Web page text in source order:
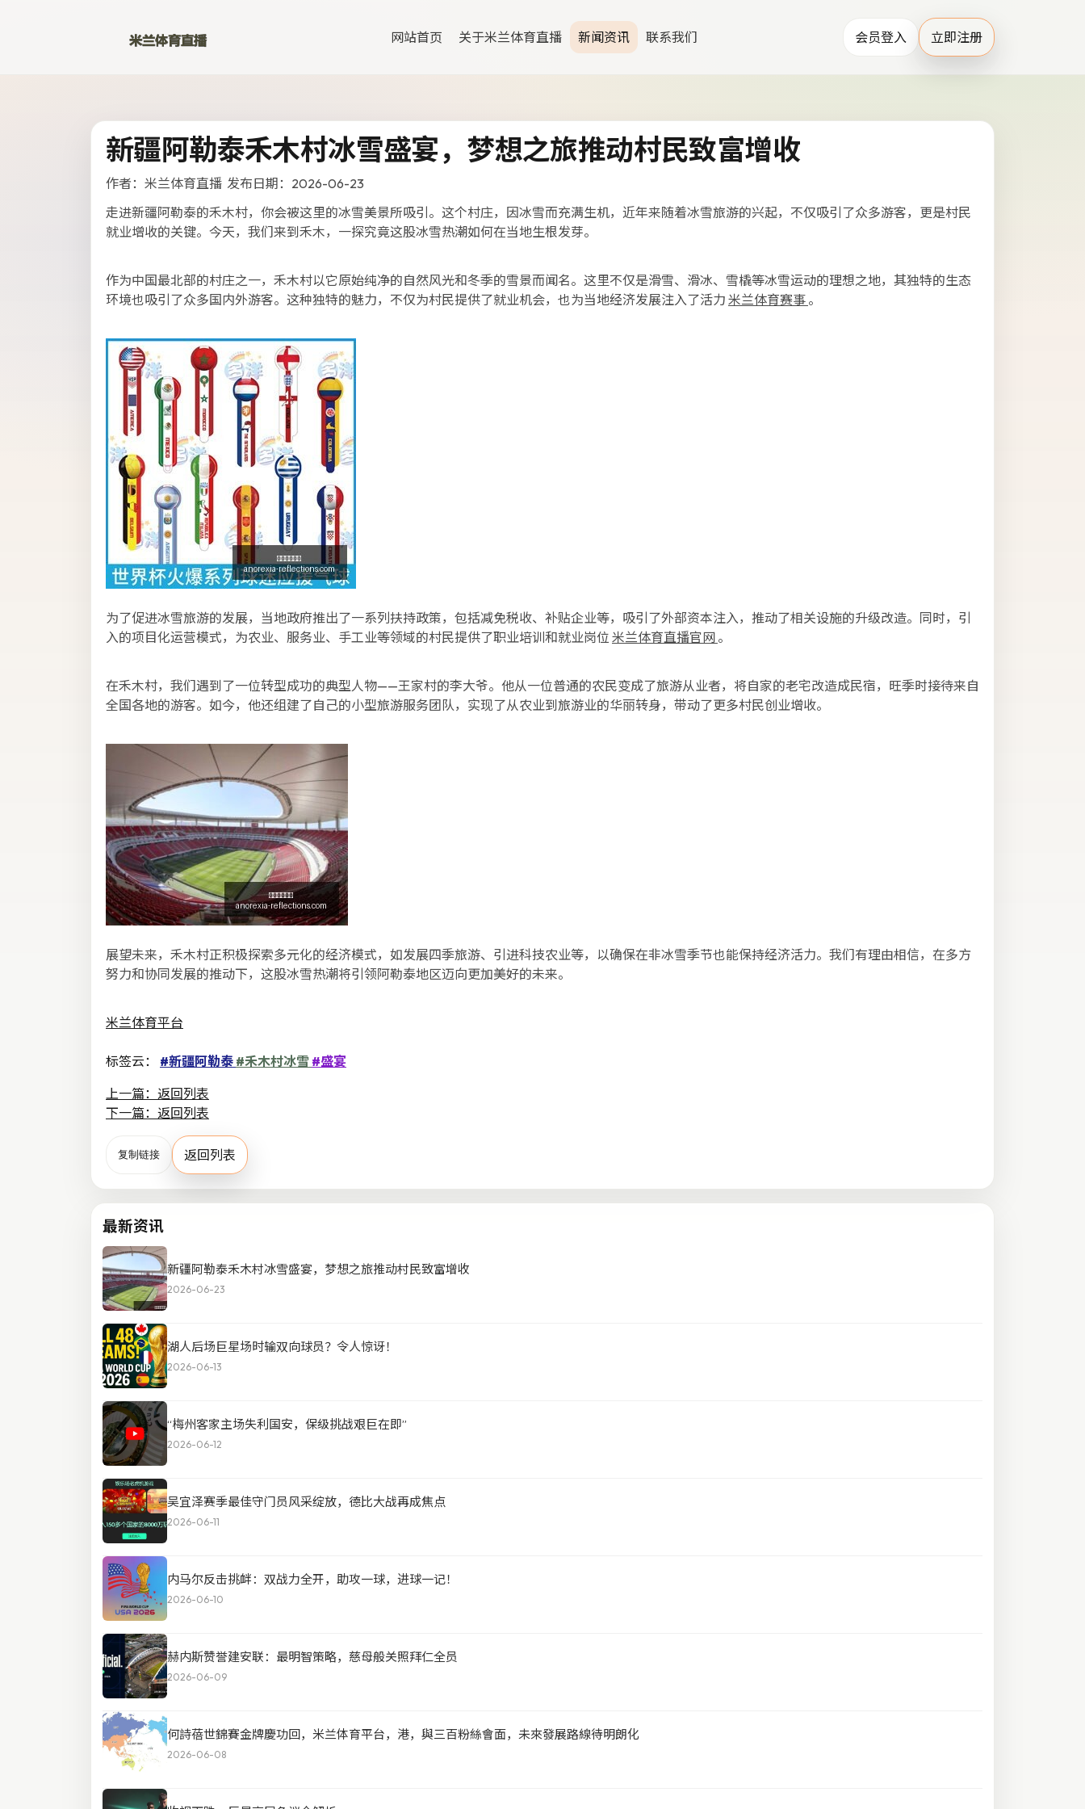
网站首页 关于米兰体育直播 新闻资讯 联系我们 会员登入 立即注册
新疆阿勒泰禾木村冰雪盛宴，梦想之旅推动村民致富增收
作者：米兰体育直播 发布日期：2026-06-23
走进新疆阿勒泰的禾木村，你会被这里的冰雪美景所吸引。这个村庄，因冰雪而充满生机，近年来随着冰雪旅游的兴起，不仅吸引了众多游客，更是村民
就业增收的关键。今天，我们来到禾木，一探究竟这股冰雪热潮如何在当地生根发芽。
作为中国最北部的村庄之一，禾木村以它原始纯净的自然风光和冬季的雪景而闻名。这里不仅是滑雪、滑冰、雪橇等冰雪运动的理想之地，其独特的生态
环境也吸引了众多国内外游客。这种独特的魅力，不仅为村民提供了就业机会，也为当地经济发展注入了活力 米兰体育赛事 。
为了促进冰雪旅游的发展，当地政府推出了一系列扶持政策，包括减免税收、补贴企业等，吸引了外部资本注入，推动了相关设施的升级改造。同时，引
入的项目化运营模式，为农业、服务业、手工业等领域的村民提供了职业培训和就业岗位 米兰体育直播官网 。
在禾木村，我们遇到了一位转型成功的典型人物——王家村的李大爷。他从一位普通的农民变成了旅游从业者，将自家的老宅改造成民宿，旺季时接待来自
全国各地的游客。如今，他还组建了自己的小型旅游服务团队，实现了从农业到旅游业的华丽转身，带动了更多村民创业增收。
展望未来，禾木村正积极探索多元化的经济模式，如发展四季旅游、引进科技农业等，以确保在非冰雪季节也能保持经济活力。我们有理由相信，在多方
努力和协同发展的推动下，这股冰雪热潮将引领阿勒泰地区迈向更加美好的未来。
米兰体育平台
标签云： #新疆阿勒泰 #禾木村冰雪 #盛宴
上一篇：返回列表
下一篇：返回列表
复制链接 返回列表
最新资讯
新疆阿勒泰禾木村冰雪盛宴，梦想之旅推动村民致富增收
2026-06-23
湖人后场巨星场时输双向球员？令人惊讶！
2026-06-13
“梅州客家主场失利国安，保级挑战艰巨在即”
2026-06-12
吴宜泽赛季最佳守门员风采绽放，德比大战再成焦点
2026-06-11
内马尔反击挑衅：双战力全开，助攻一球，进球一记！
2026-06-10
赫内斯赞誉建安联：最明智策略，慈母般关照拜仁全员
2026-06-09
何詩蓓世錦賽金牌慶功回，米兰体育平台，港，與三百粉絲會面，未來發展路線待明朗化
2026-06-08